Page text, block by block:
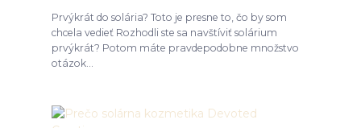
Prvýkrát do solária? Toto je presne to, čo by som
chcela vedieť Rozhodli ste sa navštíviť solárium
prvýkrát? Potom máte pravdepodobne množstvo
otázok...